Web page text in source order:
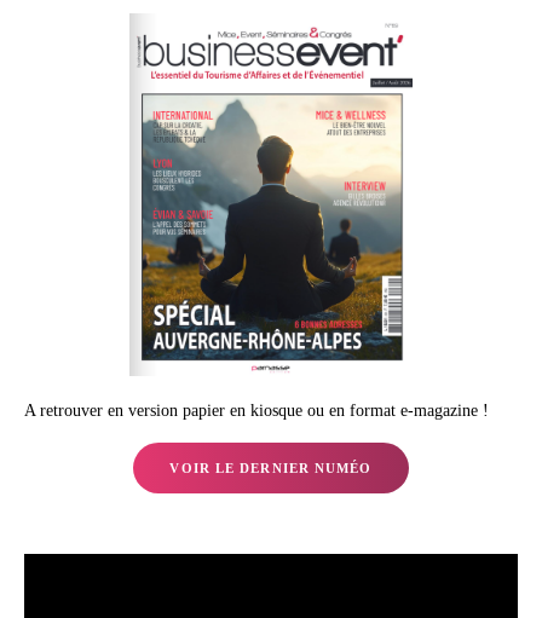
A retrouver en version papier en kiosque ou en format e-magazine !
VOIR LE DERNIER NUMÉO